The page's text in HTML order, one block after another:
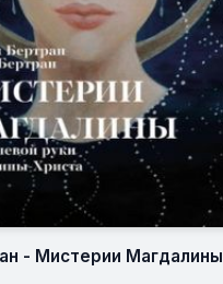
- Мистерии Магдалины